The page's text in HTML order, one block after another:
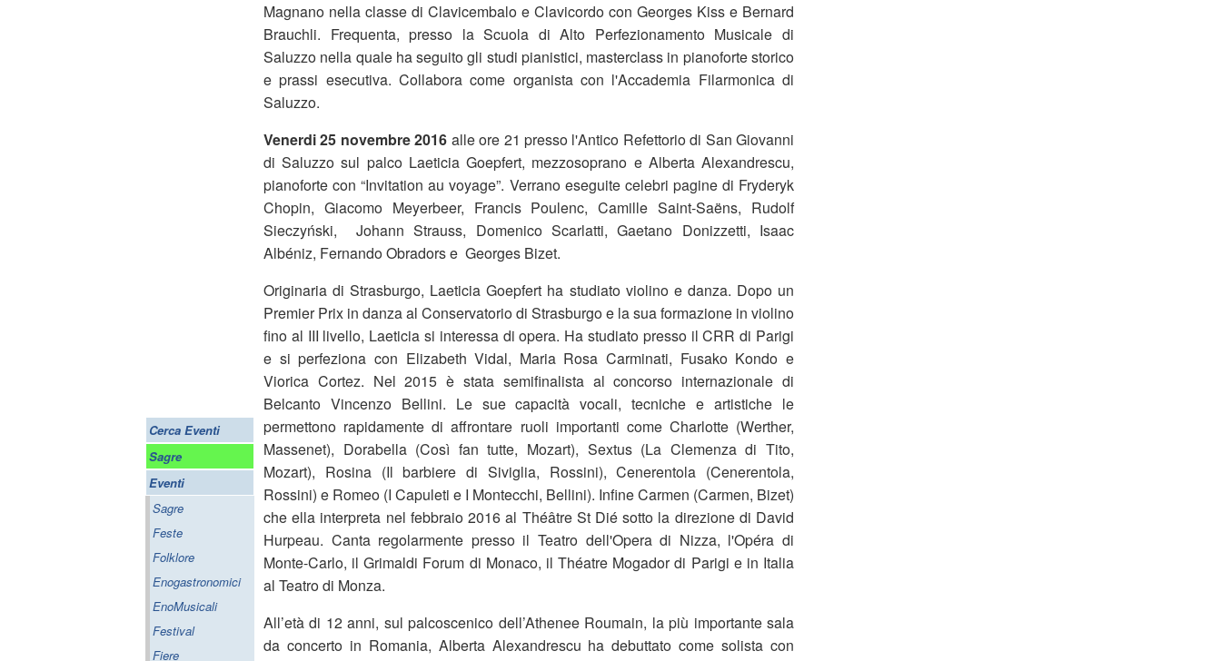
Cerca Eventi
Sagre
Eventi
Sagre
Feste
Folklore
Enogastronomici
EnoMusicali
Festival
Fiere
Magnano nella classe di Clavicembalo e Clavicordo con Georges Kiss e Bernard
Brauchli. Frequenta, presso la Scuola di Alto Perfezionamento Musicale di
Saluzzo nella quale ha seguito gli studi pianistici, masterclass in pianoforte storico
e prassi esecutiva. Collabora come organista con l'Accademia Filarmonica di
Saluzzo.
Venerdi 25 novembre 2016 alle ore 21 presso l'Antico Refettorio di San Giovanni
di Saluzzo sul palco Laeticia Goepfert, mezzosoprano e Alberta Alexandrescu,
pianoforte con “Invitation au voyage”. Verrano eseguite celebri pagine di Fryderyk
Chopin, Giacomo Meyerbeer, Francis Poulenc, Camille Saint-Saëns, Rudolf
Sieczyński, Johann Strauss, Domenico Scarlatti, Gaetano Donizzetti, Isaac
Albéniz, Fernando Obradors e Georges Bizet.
Originaria di Strasburgo, Laeticia Goepfert ha studiato violino e danza. Dopo un
Premier Prix in danza al Conservatorio di Strasburgo e la sua formazione in violino
fino al III livello, Laeticia si interessa di opera. Ha studiato presso il CRR di Parigi
e si perfeziona con Elizabeth Vidal, Maria Rosa Carminati, Fusako Kondo e
Viorica Cortez. Nel 2015 è stata semifinalista al concorso internazionale di
Belcanto Vincenzo Bellini. Le sue capacità vocali, tecniche e artistiche le
permettono rapidamente di affrontare ruoli importanti come Charlotte (Werther,
Massenet), Dorabella (Così fan tutte, Mozart), Sextus (La Clemenza di Tito,
Mozart), Rosina (Il barbiere di Siviglia, Rossini), Cenerentola (Cenerentola,
Rossini) e Romeo (I Capuleti e I Montecchi, Bellini). Infine Carmen (Carmen, Bizet)
che ella interpreta nel febbraio 2016 al Théâtre St Dié sotto la direzione di David
Hurpeau. Canta regolarmente presso il Teatro dell'Opera di Nizza, l'Opéra di
Monte-Carlo, il Grimaldi Forum di Monaco, il Théatre Mogador di Parigi e in Italia
al Teatro di Monza.
All’età di 12 anni, sul palcoscenico dell’Athenee Roumain, la più importante sala
da concerto in Romania, Alberta Alexandrescu ha debuttato come solista con